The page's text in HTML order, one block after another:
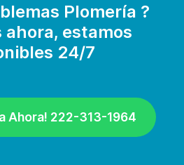
Plomería ?
ahora, estamos
24/7
Ahora! 222-313-1964